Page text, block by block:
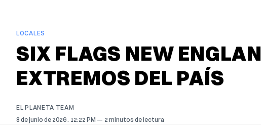
LOCALES
SIX FLAGS NEW
EXTREMOS DEL PAÍS
EL PLANETA TEAM
8 de junio de 2026 . 12:22 PM 2 minutos de lectura